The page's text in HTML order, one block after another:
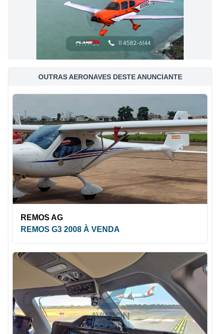
OUTRAS AERONAVES DESTE ANUNCIANTE
REMOS AG
REMOS G3 2008 À VENDA